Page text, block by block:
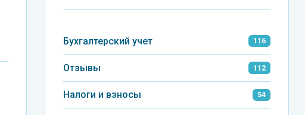
Бухгалтерский учет 116
Отзывы 112
Налоги и взносы 54